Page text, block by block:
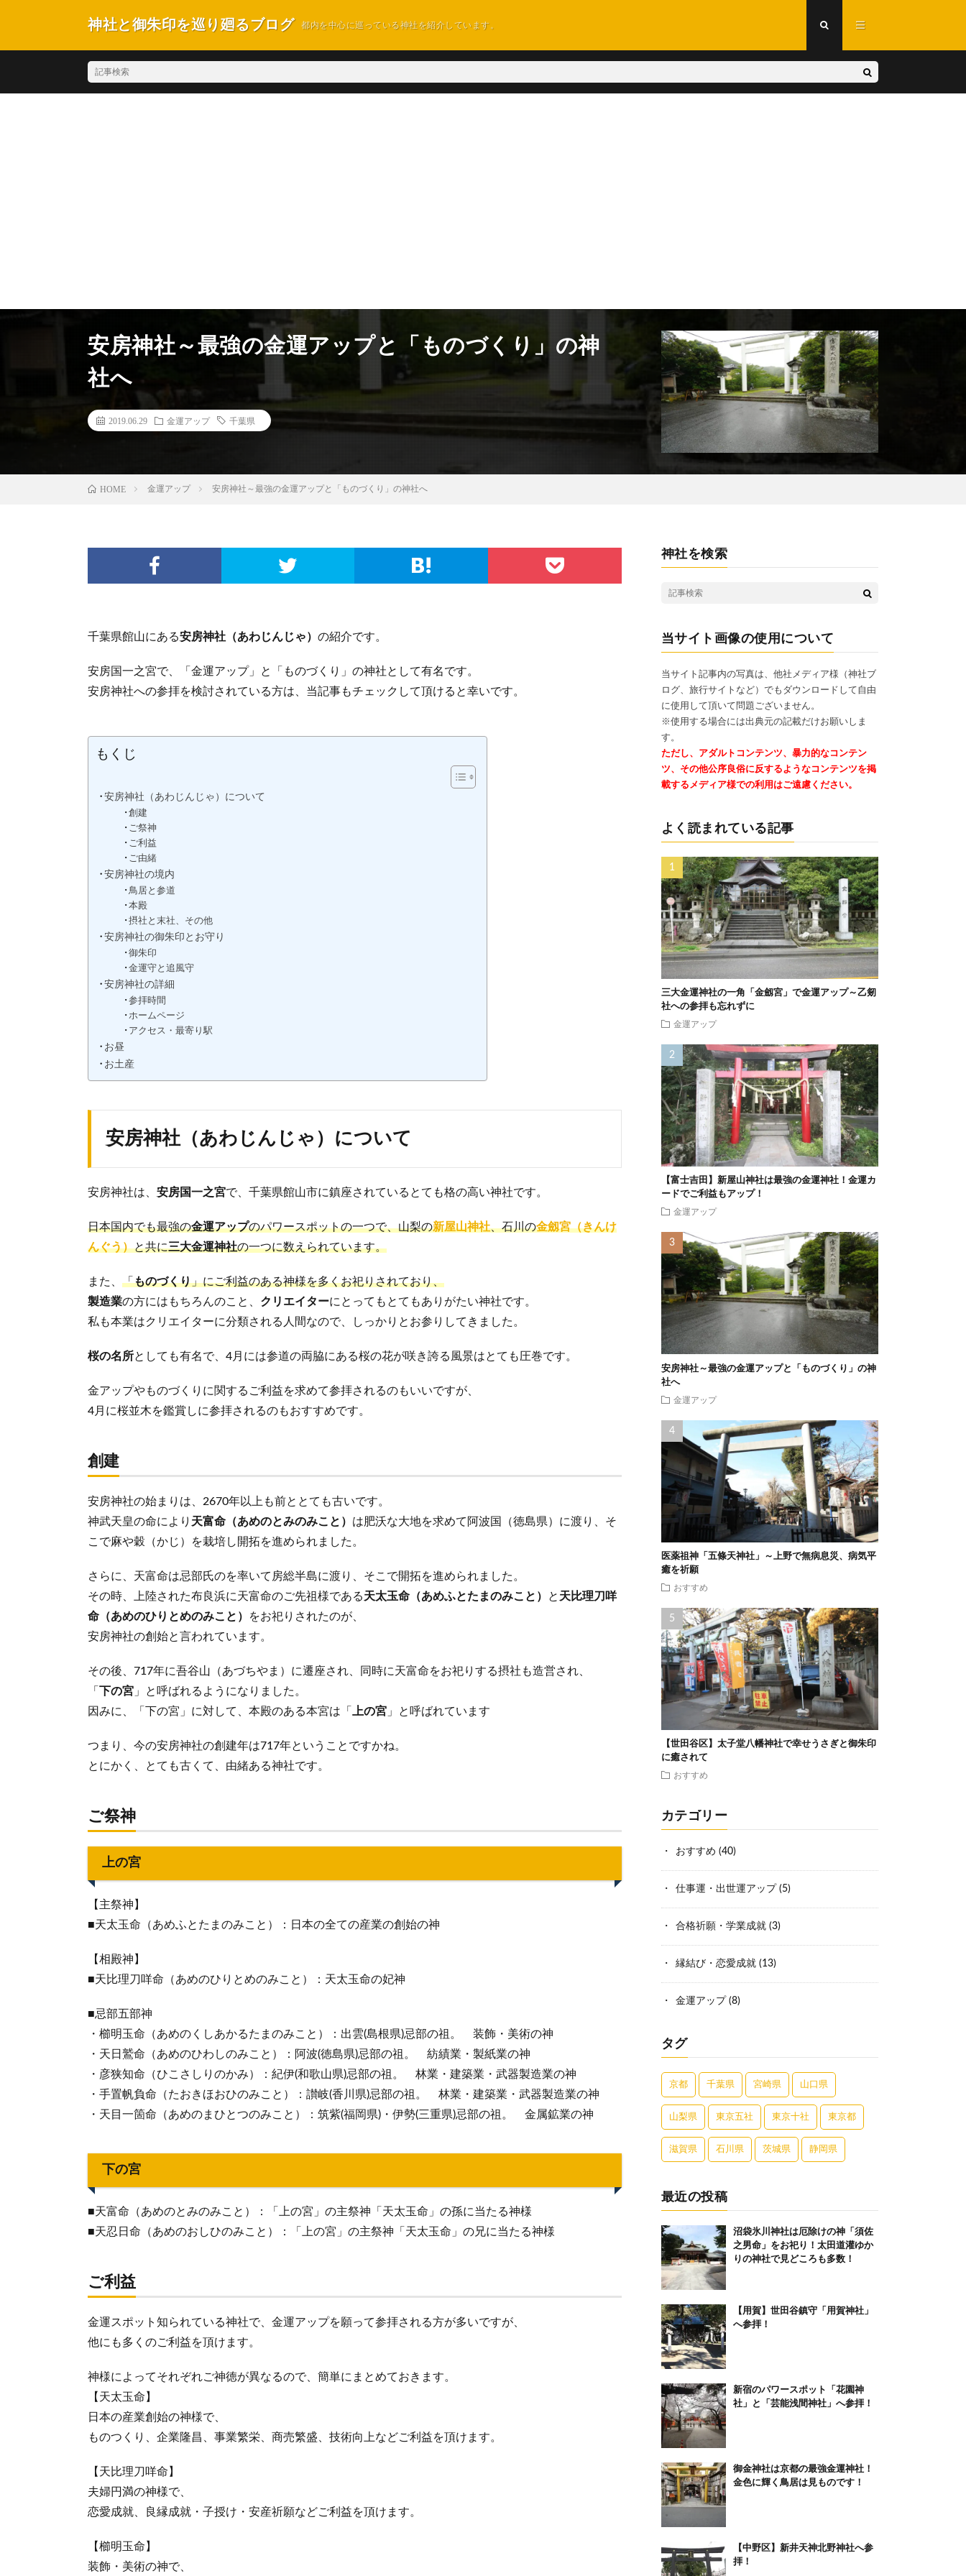
神社と御朱印を巡り廻るブログ 都内を中心に巡っている神社を紹介しています。
安房神社～最強の金運アップと「ものづくり」の神
社へ
2019.06.29 金運アップ 千葉県
HOME 金運アップ 安房神社～最強の金運アップと「ものづくり」の神社へ
千葉県館山にある安房神社（あわじんじゃ） の紹介です。
安房国一之宮で、「金運アップ」と「ものづくり」の神社として有名です。
安房神社への参拝を検討されている方は、当記事もチェックして頂けると幸いです。
もくじ
安房神社（あわじんじゃ）について
創建
ご祭神
ご利益
ご由緒
安房神社の境内
鳥居と参道
本殿
摂社と末社、その他
安房神社の御朱印とお守り
御朱印
金運守と追風守
安房神社の詳細
参拝時間
ホームページ
アクセス・最寄り駅
お昼
お土産
安房神社（あわじんじゃ）について
安房神社は、 安房国一之宮で、千葉県館山市に鎮座されているとても格の高い神社です。
日本国内でも最強の金運アップのパワースポットの一つで、山梨の新屋山神社、石川の金劔宮（きんけ
んぐう）と共に三大金運神社の一つに数えられています。
また、 「ものづくり」にご利益のある神様を多くお祀りされており、
製造業の方にはもちろんのこと、 クリエイターにとってもとてもありがたい神社です。
私も本業はクリエイターに分類される人間なので、しっかりとお参りしてきました。
桜の名所としても有名で、4月には参道の両脇にある桜の花が咲き誇る風景はとても圧巻です。
金アップやものづくりに関するご利益を求めて参拝されるのもいいですが、
4月に桜並木を鑑賞しに参拝されるのもおすすめです。
創建
安房神社の始まりは、2670年以上も前ととても古いです。
神武天皇の命により 天富命（あめのとみのみこと） は肥沃な大地を求めて阿波国（徳島県）に渡り、そ
こで麻や穀（かじ）を栽培し開拓を進められました。
さらに、天富命は忌部氏のを率いて房総半島に渡り、そこで開拓を進められました。
その時、上陸された布良浜に天富命のご先祖様である天太玉命（あめふとたまのみこと） と 天比理刀咩
命（あめのひりとめのみこと）
をお祀りされたのが、
安房神社の創始と言われています。
その後、717年に吾谷山（あづちやま）に遷座され、同時に天富命をお祀りする摂社も造営され、
「
下の宮 」と呼ばれるようになりました。
因みに、「下の宮」に対して、本殿のある本宮は「
上の宮 」と呼ばれています
つまり、今の安房神社の創建年は717年ということですかね。
とにかく、とても古くて、由緒ある神社です。
ご祭神
上の宮
【主祭神】
■天太玉命（あめふとたまのみこと）：日本の全ての産業の創始の神
【相殿神】
■天比理刀咩命（あめのひりとめのみこと）：天太玉命の妃神
■忌部五部神
・櫛明玉命（あめのくしあかるたまのみこと）：出雲(島根県)忌部の祖。 装飾・美術の神
・天日鷲命（あめのひわしのみこと）：阿波(徳島県)忌部の祖。 紡績業・製紙業の神
・彦狭知命（ひこさしりのかみ）：紀伊(和歌山県)忌部の祖。 林業・建築業・武器製造業の神
・手置帆負命（たおきほおひのみこと）：讃岐(香川県)忌部の祖。 林業・建築業・武器製造業の神
・天目一箇命（あめのまひとつのみこと）：筑紫(福岡県)・伊勢(三重県)忌部の祖。 金属鉱業の神
下の宮
■天富命（あめのとみのみこと）：「上の宮」の主祭神「天太玉命」の孫に当たる神様
■天忍日命（あめのおしひのみこと）：「上の宮」の主祭神「天太玉命」の兄に当たる神様
ご利益
金運スポット知られている神社で、金運アップを願って参拝される方が多いですが、
他にも多くのご利益を頂けます。
神様によってそれぞれご神徳が異なるので、簡単にまとめておきます。
【天太玉命】
日本の産業創始の神様で、
ものつくり、企業隆昌、事業繁栄、商売繁盛、技術向上などご利益を頂けます。
【天比理刀咩命】
夫婦円満の神様で、
恋愛成就、良縁成就・子授け・安産祈願などご利益を頂けます。
【櫛明玉命】
装飾・美術の神で、
神社を検索
当サイト画像の使用について
当サイト記事内の写真は、他社メディア様（神社ブ
ログ、旅行サイトなど）でもダウンロードして自由
に使用して頂いて問題ございません。
※使用する場合には出典元の記載だけお願いしま
す。
ただし、アダルトコンテンツ、暴力的なコンテン
ツ、その他公序良俗に反するようなコンテンツを掲
載するメディア様での利用はご遠慮ください。
よく読まれている記事
三大金運神社の一角「金劔宮」で金運アップ～乙剱
社への参拝も忘れずに
金運アップ
【富士吉田】新屋山神社は最強の金運神社！金運カ
ードでご利益もアップ！
金運アップ
安房神社～最強の金運アップと「ものづくり」の神
社へ
金運アップ
医薬祖神「五條天神社」～上野で無病息災、病気平
癒を祈願
おすすめ
【世田谷区】太子堂八幡神社で幸せうさぎと御朱印
に癒されて
おすすめ
カテゴリー
おすすめ (40)
仕事運・出世運アップ (5)
合格祈願・学業成就(3)
縁結び・恋愛成就(13)
金運アップ (8)
タグ
京都 千葉県 宮崎県 山口県
山梨県 東京五社 東京十社 東京都
滋賀県 石川県 茨城県 静岡県
最近の投稿
沼袋氷川神社は厄除けの神「須佐
之男命」をお祀り！太田道灌ゆか
りの神社で見どころも多数！
【用賀】世田谷鎮守「用賀神社」
へ参拝！
新宿のパワースポット「花園神
社」と「芸能浅間神社」へ参拝！
御金神社は京都の最強金運神社！
金色に輝く鳥居は見ものです！
【中野区】新井天神北野神社へ参
拝！